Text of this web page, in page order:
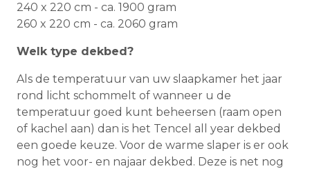
240 x 220 cm - ca. 1900 gram
260 x 220 cm - ca. 2060 gram
Welk type dekbed?
Als de temperatuur van uw slaapkamer het jaar
rond licht schommelt of wanneer u de
temperatuur goed kunt beheersen (raam open
of kachel aan) dan is het Tencel all year dekbed
een goede keuze. Voor de warme slaper is er ook
nog het voor- en najaar dekbed. Deze is net nog